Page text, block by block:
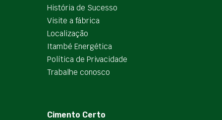
História de Sucesso
Visite a fábrica
Localização
Itambé Energética
Política de Privacidade
Trabalhe conosco
Cimento Certo